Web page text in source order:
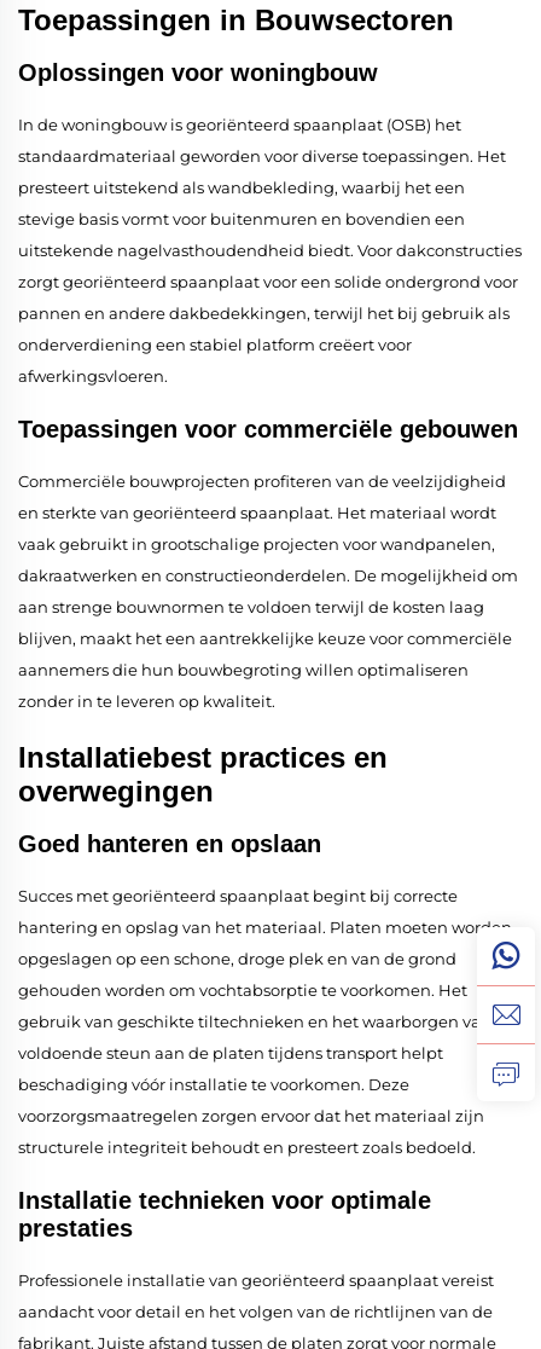
Toepassingen in Bouwsectoren
Oplossingen voor woningbouw
In de woningbouw is georiënteerd spaanplaat (OSB) het
standaardmateriaal geworden voor diverse toepassingen. Het
presteert uitstekend als wandbekleding, waarbij het een
stevige basis vormt voor buitenmuren en bovendien een
uitstekende nagelvasthoudendheid biedt. Voor dakconstructies
zorgt georiënteerd spaanplaat voor een solide ondergrond voor
pannen en andere dakbedekkingen, terwijl het bij gebruik als
onderverdiening een stabiel platform creëert voor
afwerkingsvloeren.
Toepassingen voor commerciële gebouwen
Commerciële bouwprojecten profiteren van de veelzijdigheid
en sterkte van georiënteerd spaanplaat. Het materiaal wordt
vaak gebruikt in grootschalige projecten voor wandpanelen,
dakraatwerken en constructieonderdelen. De mogelijkheid om
aan strenge bouwnormen te voldoen terwijl de kosten laag
blijven, maakt het een aantrekkelijke keuze voor commerciële
aannemers die hun bouwbegroting willen optimaliseren
zonder in te leveren op kwaliteit.
Installatiebest practices en
overwegingen
Goed hanteren en opslaan
Succes met georiënteerd spaanplaat begint bij correcte
hantering en opslag van het materiaal. Platen moeten worden
opgeslagen op een schone, droge plek en van de grond
gehouden worden om vochtabsorptie te voorkomen. Het
gebruik van geschikte tiltechnieken en het waarborgen van
voldoende steun aan de platen tijdens transport helpt
beschadiging vóór installatie te voorkomen. Deze
voorzorgsmaatregelen zorgen ervoor dat het materiaal zijn
structurele integriteit behoudt en presteert zoals bedoeld.
Installatie technieken voor optimale
prestaties
Professionele installatie van georiënteerd spaanplaat vereist
aandacht voor detail en het volgen van de richtlijnen van de
fabrikant. Juiste afstand tussen de platen zorgt voor normale